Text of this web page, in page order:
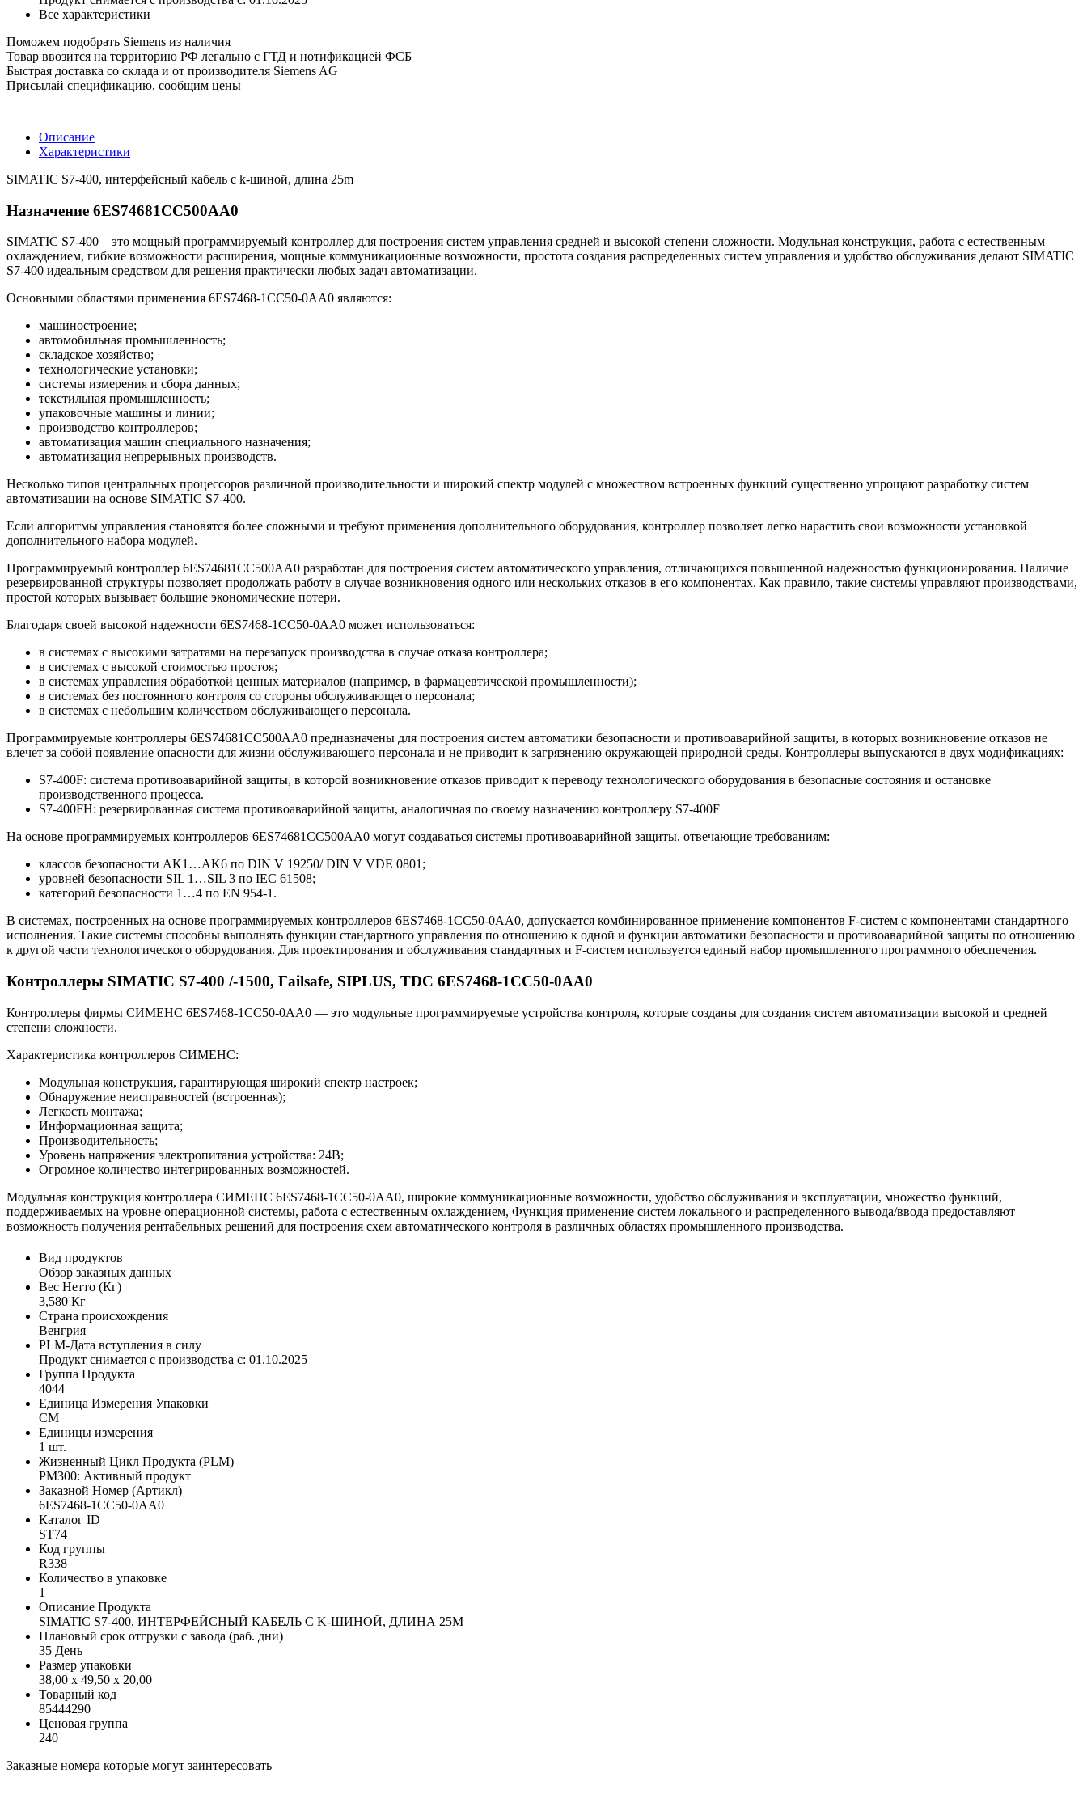
Все характеристики
Поможем подобрать Siemens из наличия
Товар ввозится на территорию РФ легально с ГТД и нотификацией ФСБ
Быстрая доставка со склада и от производителя Siemens AG
Присылай спецификацию, сообщим цены
Описание
Характеристики
SIMATIC S7-400, интерфейсный кабель с k-шиной, длина 25m
Назначение 6ES74681CC500AA0
SIMATIC S7-400 – это мощный программируемый контроллер для построения систем управления средней и высокой степени сложности. Модульная конструкция, работа с естественным
охлаждением, гибкие возможности расширения, мощные коммуникационные возможности, простота создания распределенных систем управления и удобство обслуживания делают SIMATIC
S7-400 идеальным средством для решения практически любых задач автоматизации.
Основными областями применения 6ES7468-1CC50-0AA0 являются:
машиностроение;
автомобильная промышленность;
складское хозяйство;
технологические установки;
системы измерения и сбора данных;
текстильная промышленность;
упаковочные машины и линии;
производство контроллеров;
автоматизация машин специального назначения;
автоматизация непрерывных производств.
Несколько типов центральных процессоров различной производительности и широкий спектр модулей с множеством встроенных функций существенно упрощают разработку систем
автоматизации на основе SIMATIC S7-400.
Если алгоритмы управления становятся более сложными и требуют применения дополнительного оборудования, контроллер позволяет легко нарастить свои возможности установкой
дополнительного набора модулей.
Программируемый контроллер 6ES74681CC500AA0 разработан для построения систем автоматического управления, отличающихся повышенной надежностью функционирования. Наличие
резервированной структуры позволяет продолжать работу в случае возникновения одного или нескольких отказов в его компонентах. Как правило, такие системы управляют производствами,
простой которых вызывает большие экономические потери.
Благодаря своей высокой надежности 6ES7468-1CC50-0AA0 может использоваться:
в системах с высокими затратами на перезапуск производства в случае отказа контроллера;
в системах с высокой стоимостью простоя;
в системах управления обработкой ценных материалов (например, в фармацевтической промышленности);
в системах без постоянного контроля со стороны обслуживающего персонала;
в системах с небольшим количеством обслуживающего персонала.
Программируемые контроллеры 6ES74681CC500AA0 предназначены для построения систем автоматики безопасности и противоаварийной защиты, в которых возникновение отказов не
влечет за собой появление опасности для жизни обслуживающего персонала и не приводит к загрязнению окружающей природной среды. Контроллеры выпускаются в двух модификациях:
S7-400F: система противоаварийной защиты, в которой возникновение отказов приводит к переводу технологического оборудования в безопасные состояния и остановке
производственного процесса.
S7-400FH: резервированная система противоаварийной защиты, аналогичная по своему назначению контроллеру S7-400F
На основе программируемых контроллеров 6ES74681CC500AA0 могут создаваться системы противоаварийной защиты, отвечающие требованиям:
классов безопасности AK1…AK6 по DIN V 19250/ DIN V VDE 0801;
уровней безопасности SIL 1…SIL 3 по IEC 61508;
категорий безопасности 1…4 по EN 954-1.
В системах, построенных на основе программируемых контроллеров 6ES7468-1CC50-0AA0, допускается комбинированное применение компонентов F-систем с компонентами стандартного
исполнения. Такие системы способны выполнять функции стандартного управления по отношению к одной и функции автоматики безопасности и противоаварийной защиты по отношению
к другой части технологического оборудования. Для проектирования и обслуживания стандартных и F-систем используется единый набор промышленного программного обеспечения.
Контроллеры SIMATIC S7-400 /-1500, Failsafe, SIPLUS, TDC 6ES7468-1CC50-0AA0
Контроллеры фирмы СИМЕНС 6ES7468-1CC50-0AA0 — это модульные программируемые устройства контроля, которые созданы для создания систем автоматизации высокой и средней
степени сложности.
Характеристика контроллеров СИМЕНС:
Модульная конструкция, гарантирующая широкий спектр настроек;
Обнаружение неисправностей (встроенная);
Легкость монтажа;
Информационная защита;
Производительность;
Уровень напряжения электропитания устройства: 24В;
Огромное количество интегрированных возможностей.
Модульная конструкция контроллера СИМЕНС 6ES7468-1CC50-0AA0, широкие коммуникационные возможности, удобство обслуживания и эксплуатации, множество функций,
поддерживаемых на уровне операционной системы, работа с естественным охлаждением, Функция применение систем локального и распределенного вывода/ввода предоставляют
возможность получения рентабельных решений для построения схем автоматического контроля в различных областях промышленного производства.
Вид продуктов
Обзор заказных данных
Вес Нетто (Кг)
3,580 Кг
Страна происхождения
Венгрия
PLM-Дата вступления в силу
Продукт снимается с производства с: 01.10.2025
Группа Продукта
4044
Единица Измерения Упаковки
CM
Единицы измерения
1 шт.
Жизненный Цикл Продукта (PLM)
PM300: Активный продукт
Заказной Номер (Артикл)
6ES7468-1CC50-0AA0
Каталог ID
ST74
Код группы
R338
Количество в упаковке
1
Описание Продукта
SIMATIC S7-400, ИНТЕРФЕЙСНЫЙ КАБЕЛЬ С K-ШИНОЙ, ДЛИНА 25M
Плановый срок отгрузки с завода (раб. дни)
35 День
Размер упаковки
38,00 x 49,50 x 20,00
Товарный код
85444290
Ценовая группа
240
Заказные номера которые могут заинтересовать